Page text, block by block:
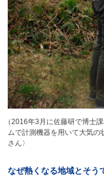
（2016年3月に佐藤研で博士
ムで計測機器を用いて大気の
さん〉
なぜ熱くなる地域とそう